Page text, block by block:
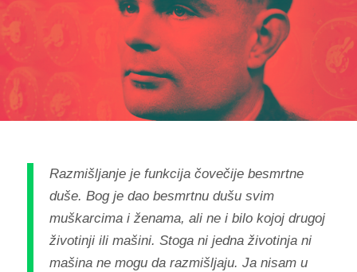
Razmišljanje je funkcija čovečije besmrtne
duše. Bog je dao besmrtnu dušu svim
muškarcima i ženama, ali ne i bilo kojoj drugoj
životinji ili mašini. Stoga ni jedna životinja ni
mašina ne mogu da razmišljaju. Ja nisam u